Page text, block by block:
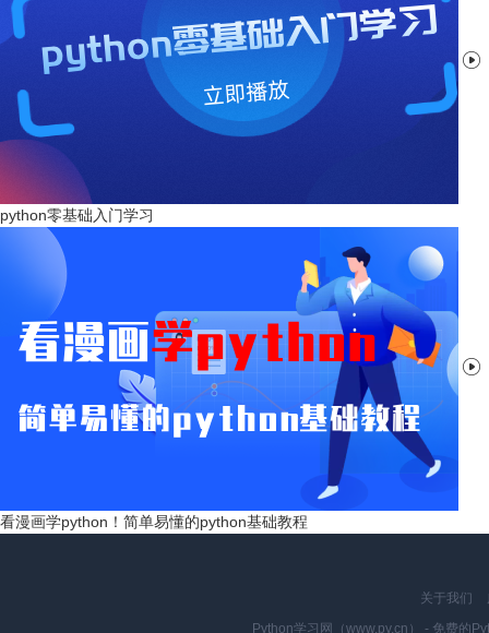

python零基础入门学习

看漫画学python！简单易懂的python基础教程
关于我们
Python学习网（www.py.cn） - 免费的